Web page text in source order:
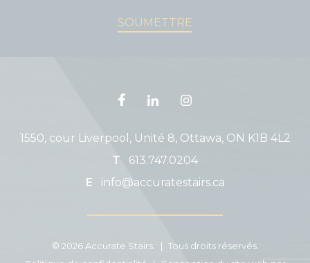
1550, cour Liverpool, Unité 8, Ottawa, ON K1B 4L2
T
613.747.0204
E
info@accuratestairs.ca
© 2026 Accurate Stairs. | Tous droits réservés.